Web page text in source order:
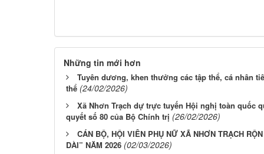
Những tin mới hơn
Tuyên dương, khen thưởng các tập thể, cá nhân
thể (24/02/2026)
Xã Nhơn Trạch dự trực tuyến Hội nghị toàn quốc
quyết số 80 của Bộ Chính trị (26/02/2026)
CÁN BỘ, HỘI VIÊN PHỤ NỮ XÃ NHƠN TRẠCH
DÀI” NĂM 2026 (02/03/2026)